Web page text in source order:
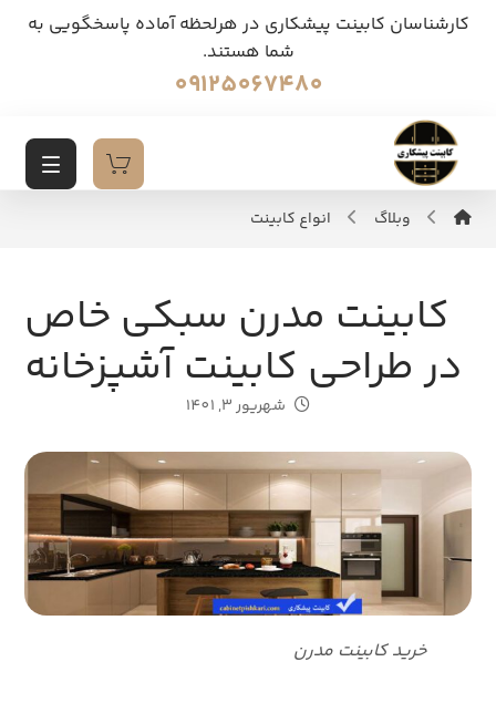
کارشناسان کابینت پیشکاری در هرلحظه آماده پاسخگویی به
شما هستند.
09125067480
وبلاگ انواع کابینت
کابینت مدرن سبکی خاص
در طراحی کابینت آشپزخانه
شهریور 3, 1401
خرید کابینت مدرن